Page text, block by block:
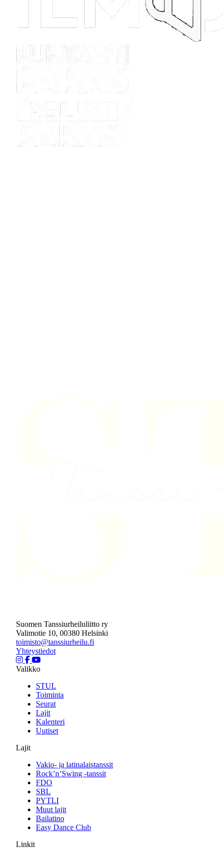
Suomen Tanssiurheiluliitto ry
Valimotie 10, 00380 Helsinki
toimisto@tanssiurheilu.fi
Yhteystiedot
Valikko
STUL
Toiminta
Seurat
Lajit
Kalenteri
Uutiset
Lajit
Vakio- ja latinalaistanssit
Rock’n’Swing -tanssit
FDO
SBL
PYTLI
Muut lajit
Bailatino
Easy Dance Club
Linkit